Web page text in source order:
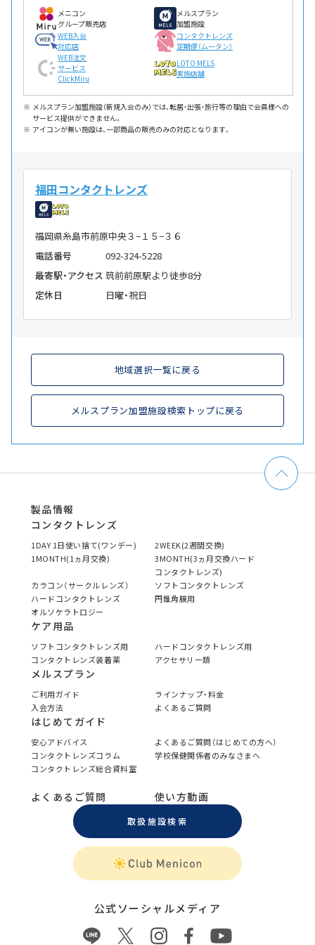
メニコン
グループ販売店
メルスプラン
加盟施設
WEB入会
対応店
コンタクトレンズ
定期便（ムータン）
WEB注文
サービス
ClickMiru
LOTO MELS
実施店舗
メルスプラン加盟施設（新規入会のみ）では、転居・出張・旅行等の理由で会員様への
サービス提供ができません。
アイコンが無い施設は、一部商品の販売のみの対応となります。
福田コンタクトレンズ
福岡県糸島市前原中央３−１５−３６
電話番号
092-324-5228
最寄駅・アクセス 筑前前原駅より徒歩8分
定休日
日曜・祝日
地域選択一覧に戻る
メルスプラン加盟施設検索トップに戻る
製品情報
コンタクトレンズ
1DAY 1日使い捨て(ワンデー)
2WEEK(2週間交換)
1MONTH(1ヵ月交換)
3MONTH(3ヵ月交換ハード
コンタクトレンズ)
カラコン（サークルレンズ）
ソフトコンタクトレンズ
ハードコンタクトレンズ
円錐角膜用
オルソケラトロジー
ケア用品
ソフトコンタクトレンズ用
ハードコンタクトレンズ用
コンタクトレンズ装着薬
アクセサリー類
メルスプラン
ご利用ガイド
ラインナップ・料金
入会方法
よくあるご質問
はじめてガイド
安心アドバイス
よくあるご質問（はじめての方へ）
コンタクトレンズコラム
学校保健関係者のみなさまへ
コンタクトレンズ総合資料室
よくあるご質問 使い方動画
取扱施設検索
公式ソーシャルメディア